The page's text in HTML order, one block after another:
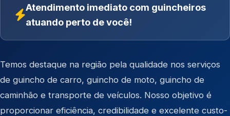
Atendimento imediato com guincheiros
atuando perto de você!
Temos destaque na região pela qualidade nos serviços
de guincho de carro, guincho de moto, guincho de
caminhão e transporte de veículos. Nosso objetivo é
proporcionar eficiência, credibilidade e excelente custo-